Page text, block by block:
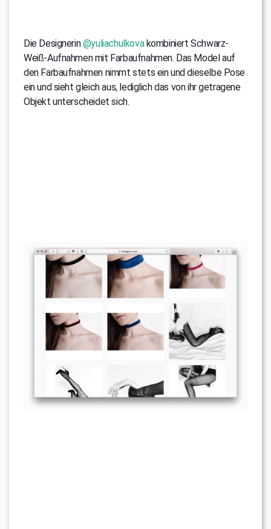
Die Designerin@yuliachulkovakombiniert Schwarz-
Weiß-Aufnahmen mit Farbaufnahmen. Das Model auf
den Farbaufnahmen nimmt stets ein und dieselbe Pose
ein und sieht gleich aus, lediglich das von ihr getragene
Objekt unterscheidet sich.